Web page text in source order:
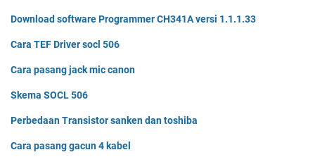
Download software Programmer CH341A versi 1.1.1.33
Cara TEF Driver socl 506
Cara pasang jack mic canon
Skema SOCL 506
Perbedaan Transistor sanken dan toshiba
Cara pasang gacun 4 kabel